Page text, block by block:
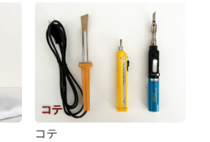
コテ